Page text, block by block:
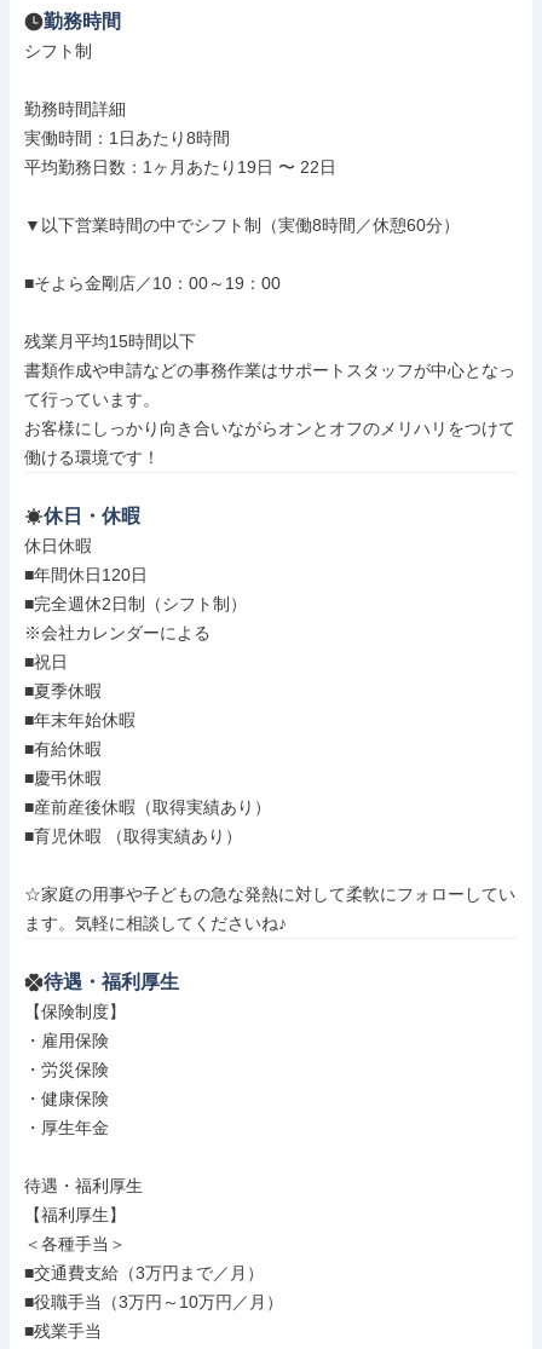
勤務時間
シフト制
勤務時間詳細
実働時間：1日あたり8時間
平均勤務日数：1ヶ月あたり19日 〜 22日
▼以下営業時間の中でシフト制（実働8時間／休憩60分）
■そよら金剛店／10：00～19：00
残業月平均15時間以下
書類作成や申請などの事務作業はサポートスタッフが中心となっ
て行っています。
お客様にしっかり向き合いながらオンとオフのメリハリをつけて
働ける環境です！
休日・休暇
休日休暇
■年間休日120日
■完全週休2日制（シフト制）
※会社カレンダーによる
■祝日
■夏季休暇
■年末年始休暇
■有給休暇
■慶弔休暇
■産前産後休暇（取得実績あり）
■育児休暇 （取得実績あり）
☆家庭の用事や子どもの急な発熱に対して柔軟にフォローしてい
ます。気軽に相談してくださいね♪
待遇・福利厚生
【保険制度】
・雇用保険
・労災保険
・健康保険
・厚生年金
待遇・福利厚生
【福利厚生】
＜各種手当＞
■交通費支給（3万円まで／月）
■役職手当（3万円～10万円／月）
■残業手当